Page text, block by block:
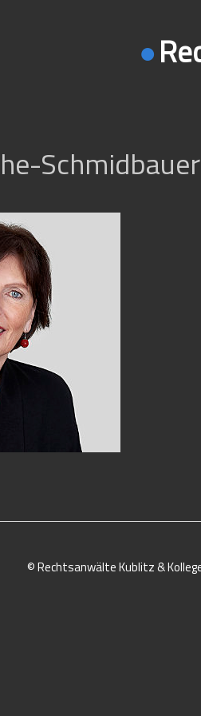
© Rechtsanwälte Kublitz &